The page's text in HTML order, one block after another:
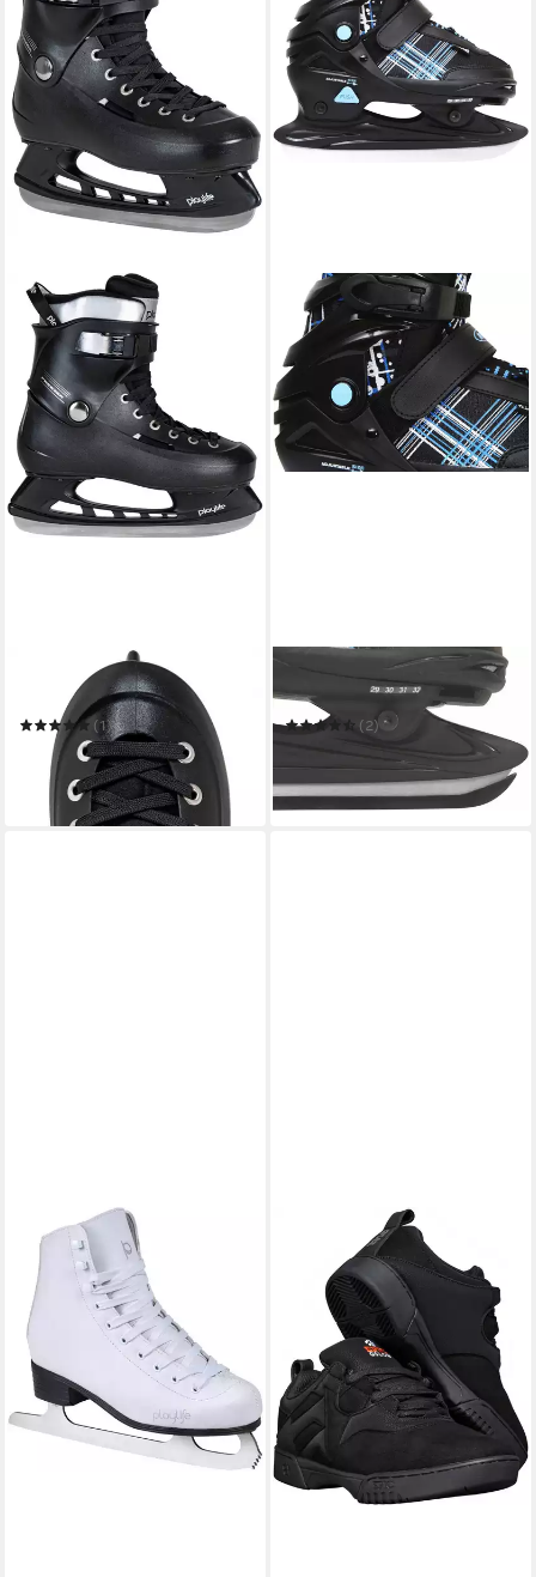
Schlittschuhe Freezer Black
(1)
80,18 € UVP89,99 €
-11%
in 6-8 Werktagen bei dir
Schlittschuhe TORONTO JR.
(2)
UVP
in 6-8 Werktagen bei dir